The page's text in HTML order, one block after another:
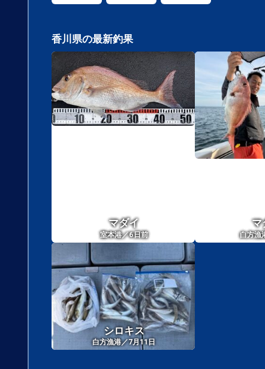
香川県の最新釣果
マダイ
室本港／6日前
マ
白方漁
シロキス
白方漁港／7月11日